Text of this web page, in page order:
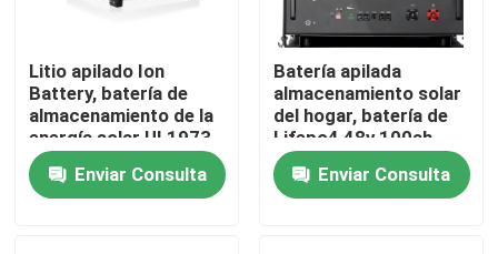
Contacto
noticias
Litio apilado Ion
Battery, batería de
almacenamiento de la
energía solar UL1973
Enviar Consulta
Batería apilada
almacenamiento solar
del hogar, batería de
Lifepo4 48v 100ah
Enviar Consulta